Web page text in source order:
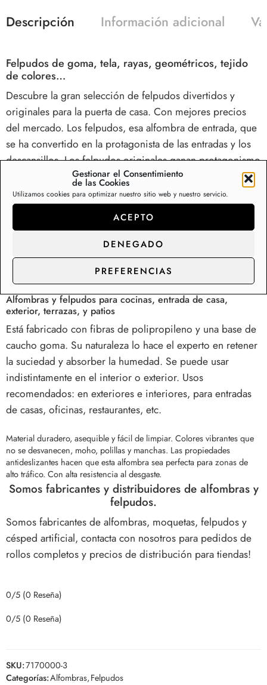
Gestionar el Consentimiento
de las Cookies
Utilizamos cookies para optimizar nuestro sitio web y nuestro servicio.
ACEPTO
DENEGADO
PREFERENCIAS
Descripción Información adicional
Felpudos de goma, tela, rayas, geométricos, tejido
de colores…
Descubre la gran selección de felpudos divertidos y
originales para la puerta de casa. Con mejores precios
del mercado. Los felpudos, esa alfombra de entrada, que
se ha convertido en la protagonista de las entradas y los
descansillos. Los felpudos originales ganan protagonismo
en la decoración.
Evita que el suelo de tu hogar esté continuamente lleno
de manchas, huellas y gotas. Coloca tras la puerta uno de
nuestros felpudo goma textil. Fabricados en polipropileno
y caucho natural. Entradas limpias, uso exterior e interior;
retiene la suciedad y absorbe la humedad.
Alfombras y felpudos para cocinas, entrada de casa,
exterior, terrazas, y patios
Está fabricado con fibras de polipropileno y una base de
caucho goma. Su naturaleza lo hace el experto en retener
la suciedad y absorber la humedad. Se puede usar
indistintamente en el interior o exterior. Usos
recomendados: en exteriores e interiores, para entradas
de casas, oficinas, restaurantes, etc.
Material duradero, asequible y fácil de limpiar. Colores vibrantes que
no se desvanecen, moho, polillas y manchas. Las propiedades
antideslizantes hacen que esta alfombra sea perfecta para zonas de
alto tráfico. Con alta resistencia al desgaste.
Somos fabricantes y distribuidores de alfombras y
felpudos.
Somos fabricantes de alfombras, moquetas, felpudos y
césped artificial, contacta con nosotros para pedidos de
rollos completos y precios de distribución para tiendas!
0/5 (0 Reseña)
0/5 (0 Reseña)
SKU:7170000-3
Categorías:Alfombras,Felpudos